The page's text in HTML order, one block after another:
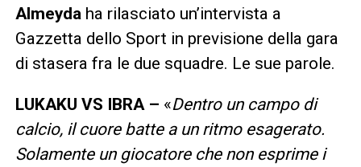
Almeydaha rilasciato un’intervista a
Gazzetta dello Sport in previsione della gara
di stasera fra le due squadre. Le sue parole.
LUKAKU VS IBRA – «Dentro un campo di
calcio, il cuore batte a un ritmo esagerato.
Solamente un giocatore che non esprime i